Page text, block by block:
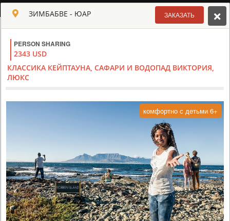
РУССКИЙ
TOUR HOTEL ACTIV MAP CART
ЗАКАЗАТЬ
ЗИМБАБВЕ - ЮАР
PERSON SHARING
2343 USD
КЛАССИКА КЕЙПТАУНА, САФАРИ И ВОДОПАД ВИКТОРИЯ,
ЛЮКС
комфортно с детьми 6+